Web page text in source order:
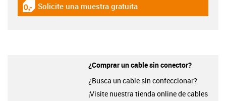
igus-icon-gratismuster
Solicite una muestra gratuita
¿Comprar un cable sin conector?
¿Busca un cable sin confeccionar?
¡Visite nuestra tienda online de cables